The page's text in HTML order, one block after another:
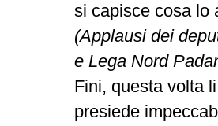
si capisce cosa lo
(Applausi dei
e Lega Nord
Fini, questa volta
presiede